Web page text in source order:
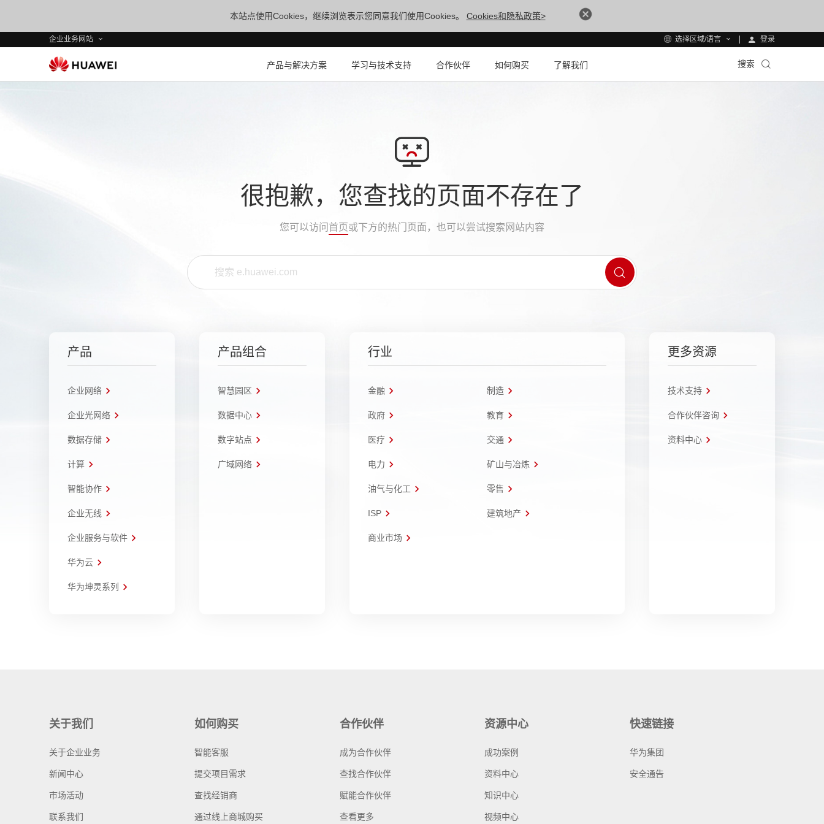
本站点使用Cookies，继续浏览表示您同意我们使用Cookies。 Cookies和隐私政策>
企业业务网站 选择区域/语言 登录
产品与解决方案 学习与技术支持 合作伙伴 如何购买 了解我们 搜索
很抱歉，您查找的页面不存在了
您可以访问 首页或下方的热门页面，也可以尝试搜索网站内容
产品
企业网络
企业光网络
数据存储
计算
智能协作
企业无线
企业服务与软件
华为云
华为坤灵系列
产品组合
智慧园区
数据中心
数字站点
广域网络
行业
金融 制造
政府 教育
医疗 交通
电力 矿山与冶炼
油气与化工 零售
ISP 建筑地产
商业市场
更多资源
技术支持
合作伙伴咨询
资料中心
关于我们
关于企业业务
新闻中心
市场活动
联系我们
如何购买
智能客服
提交项目需求
查找经销商
通过线上商城购买
合作伙伴
成为合作伙伴
查找合作伙伴
赋能合作伙伴
查看更多
资源中心
成功案例
资料中心
知识中心
视频中心
快速链接
华为集团
安全通告